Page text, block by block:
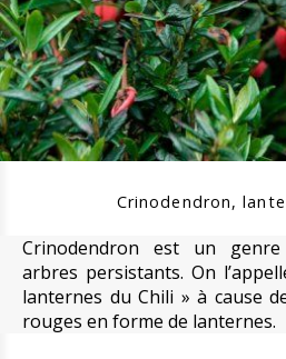
Crinodendron,
Crinodendron est un
arbres persistants. On
lanternes du Chili » à cause
rouges en forme de lanternes.